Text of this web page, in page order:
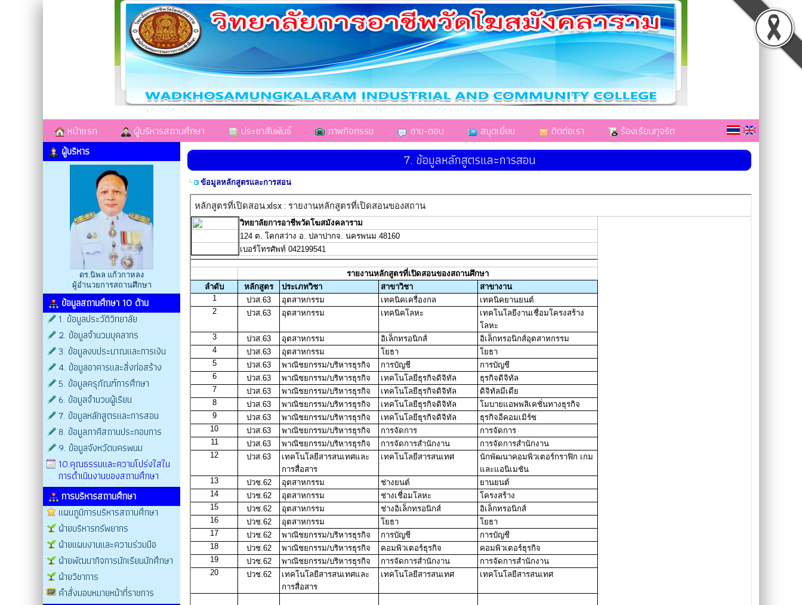
หน้าแรก ผู้บริหารสถานศึกษา ประชาสัมพันธ์ ภาพกิจกรรม ถาม-ตอบ สมุดเยี่ยม ติดต่อเรา ร้องเรียนทุจริต
ผู้บริหาร
ดร.นิพล แก้วกาหลง
ผู้อำนวยการสถานศึกษา
ข้อมูลสถานศึกษา 10 ด้าน
1. ข้อมูลประวัติวิทยาลัย
2. ข้อมูลจำนวนบุคลากร
3. ข้อมูลงบประมาณและการเงิน
4. ข้อมูลอาคารและสิ่งก่อสร้าง
5. ข้อมูลครุภัณฑ์การศึกษา
6. ข้อมูลจำนวนผู้เรียน
7. ข้อมูลหลักสูตรและการสอน
8. ข้อมูลภาคีสถานประกอบการ
9. ข้อมูลจังหวัดนครพนม
10.คุณธรรมและความโปร่งใสใน
การดำเนินงานของสถานศึกษา
การบริหารสถานศึกษา
แผนภูมิการบริหารสถานศึกษา
ฝ่ายบริหารทรัพยากร
ฝ่ายแผนงานและความร่วมมือ
ฝ่ายพัฒนากิจการนักเรียนนักศึกษา
ฝ่ายวิชาการ
คำสั่งมอบหมายหน้าที่ราชการ
7. ข้อมูลหลักสูตรและการสอน
ข้อมูลหลักสูตรและการสอน